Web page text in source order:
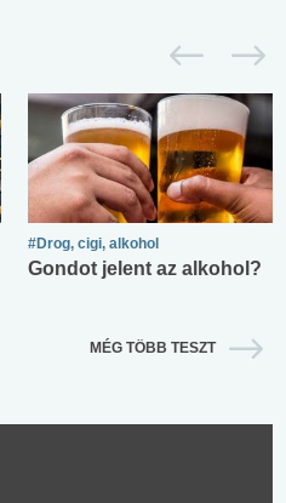
#Drog, cigi, alkohol
Gondot jelent az alkohol?
MÉG TÖBB TESZT